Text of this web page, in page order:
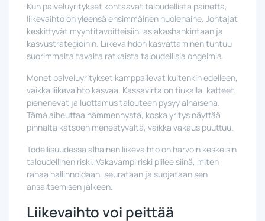
Kun palveluyritykset kohtaavat taloudellista painetta,
liikevaihto on yleensä ensimmäinen huolenaihe. Johtajat
keskittyvät myyntitavoitteisiin, asiakashankintaan ja
kasvustrategioihin. Liikevaihdon kasvattaminen tuntuu
suorimmalta tavalta ratkaista taloudellisia ongelmia.
Monet palveluyritykset kamppailevat kuitenkin edelleen,
vaikka liikevaihto kasvaa. Kassavirta on tiukalla, katteet
pienenevät ja luottamus talouteen pysyy alhaisena.
Tämä aiheuttaa hämmennystä, koska yritys näyttää
pinnalta katsoen menestyvältä, vaikka vakaus puuttuu.
Todellisuudessa alhainen liikevaihto on harvoin keskeisin
taloudellinen riski. Vakavampi riski piilee siinä, miten
rahaa hallinnoidaan, seurataan ja suojataan sen
ansaitsemisen jälkeen.
Liikevaihto voi peittää